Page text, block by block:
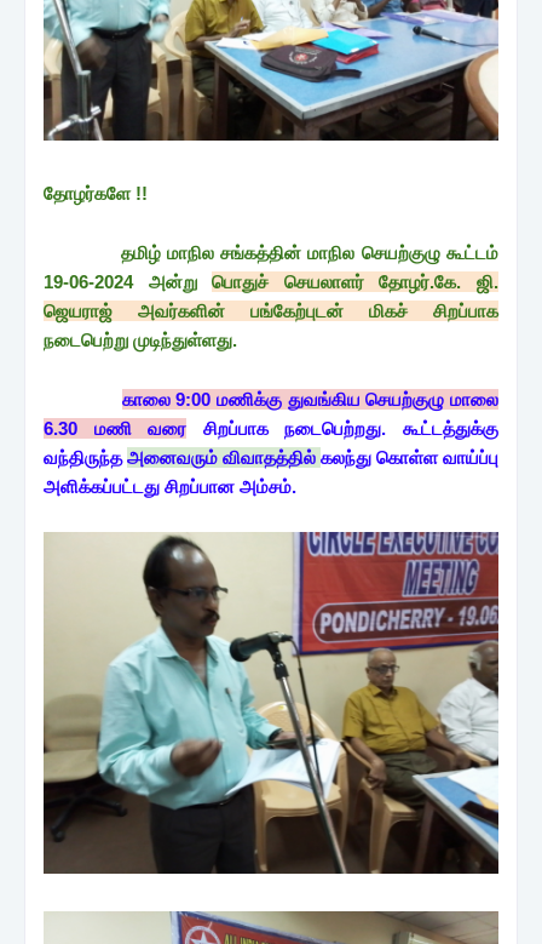
தோழர்களே !!
தமிழ் மாநில சங்கத்தின் மாநில செயற்குழு கூட்டம்
19-06-2024 அன்றுபொதுச் செயலாளர் தோழர்.கே. ஜி.
ஜெயராஜ் அவர்களின் பங்கேற்புடன் மிகச் சிறப்பாக
நடைபெற்று முடிந்துள்ளது.
காலை 9:00 மணிக்கு துவங்கிய செயற்குழு மாலை
6.30 மணி வரை சிறப்பாக நடைபெற்றது. கூட்டத்துக்கு
வந்திருந்தஅனைவரும் விவாதத்தில் கலந்து கொள்ள வாய்ப்பு
அளிக்கப்பட்டது சிறப்பான அம்சம்.